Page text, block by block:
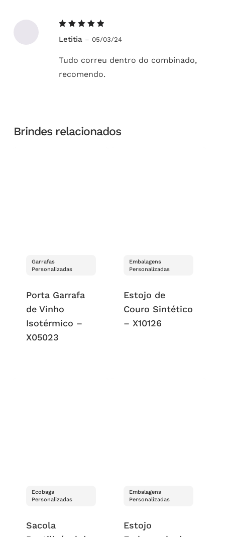
5de 5
Letitia – 05/03/24
Tudo correu dentro do combinado,
recomendo.
Brindes relacionados
Garrafas
Personalizadas
Porta Garrafa
de Vinho
Isotérmico –
X05023
Embalagens
Personalizadas
Estojo de
Couro Sintético
– X10126
Ecobags
Personalizadas
Sacola
Embalagens
Personalizadas
Estojo